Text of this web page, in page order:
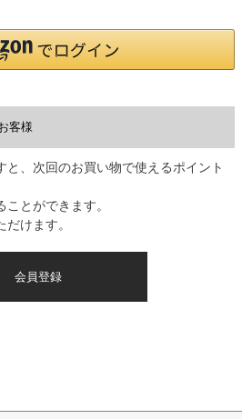
客様
、次回のお買い物で使えるポイント
とができます。
けます。
会員登録